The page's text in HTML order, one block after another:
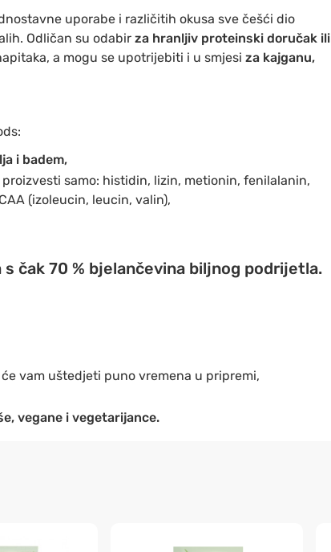
uporabe i različitih okusa sve češći dio
Odličan su odabir za hranljiv proteinski doručak ili
a mogu se upotrijebiti i u smjesi za kajganu,
i badem,
proizvesti samo: histidin, lizin, metionin, fenilalanin,
(izoleucin, leucin, valin),
čak 70 % bjelančevina biljnog podrijetla.
će vam uštedjeti puno vremena u pripremi,
vegane i vegetarijance.